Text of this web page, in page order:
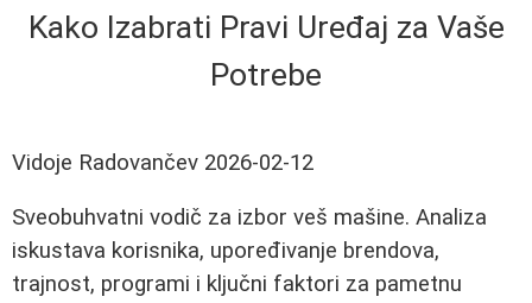
Kako Izabrati Pravi Uređaj za Vaše
Potrebe
Vidoje Radovančev 2026-02-12
Sveobuhvatni vodič za izbor veš mašine. Analiza
iskustava korisnika, upoređivanje brendova,
trajnost, programi i ključni faktori za pametnu